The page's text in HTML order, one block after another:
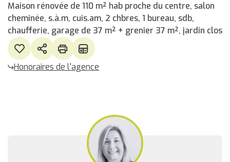
Maison rénovée de 110 m² hab proche du centre, salon
cheminée, s.à.m, cuis.am, 2 chbres, 1 bureau, sdb,
chaufferie, garage de 37 m² + grenier 37 m², jardin clos
Honoraires de l'agence